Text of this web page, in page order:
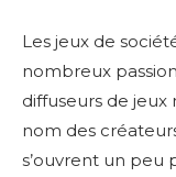
Les jeux de
nombreux
diffuseurs de
nom des
s’ouvrent un peu